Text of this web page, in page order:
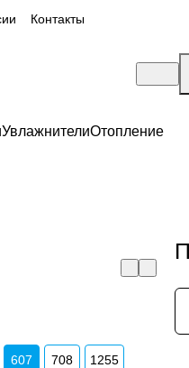
Контакты
УвлажнителиОтопление
607 708 1255